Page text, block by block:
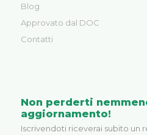
Blog
Approvato dal DOC
Contatti
Non perderti
aggiornamento!
Iscrivendoti riceverai subito un